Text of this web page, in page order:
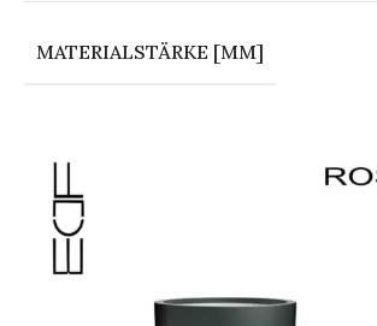
MATERIALSTÄRKE [MM]